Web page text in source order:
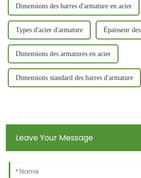
Dimensions des barres d'armature en acier
Types d'acier d'armature Épaisseur
Dimensions des armatures en acier
Dimensions standard des barres d'armature
Leave Your Message